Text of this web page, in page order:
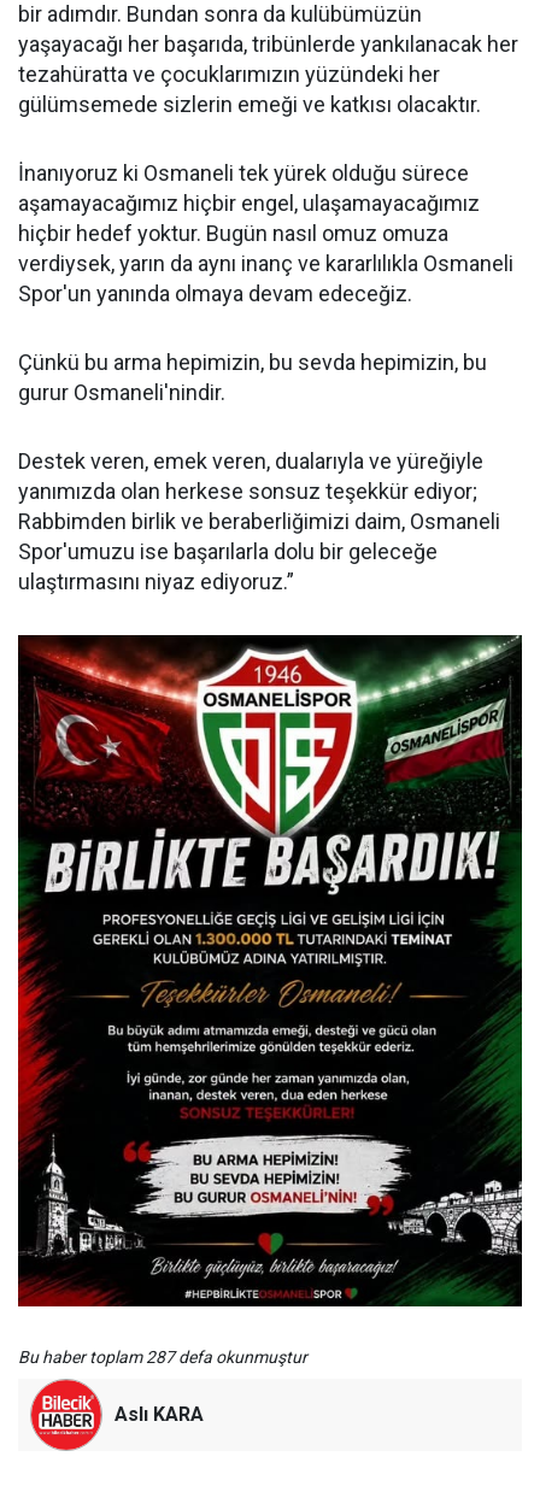
bir adımdır. Bundan sonra da kulübümüzün
yaşayacağı her başarıda, tribünlerde yankılanacak her
tezahüratta ve çocuklarımızın yüzündeki her
gülümsemede sizlerin emeği ve katkısı olacaktır.
İnanıyoruz ki Osmaneli tek yürek olduğu sürece
aşamayacağımız hiçbir engel, ulaşamayacağımız
hiçbir hedef yoktur. Bugün nasıl omuz omuza
verdiysek, yarın da aynı inanç ve kararlılıkla Osmaneli
Spor'un yanında olmaya devam edeceğiz.
Çünkü bu arma hepimizin, bu sevda hepimizin, bu
gurur Osmaneli'nindir.
Destek veren, emek veren, dualarıyla ve yüreğiyle
yanımızda olan herkese sonsuz teşekkür ediyor;
Rabbimden birlik ve beraberliğimizi daim, Osmaneli
Spor'umuzu ise başarılarla dolu bir geleceğe
ulaştırmasını niyaz ediyoruz.”
Bu haber toplam 287 defa okunmuştur
Aslı KARA